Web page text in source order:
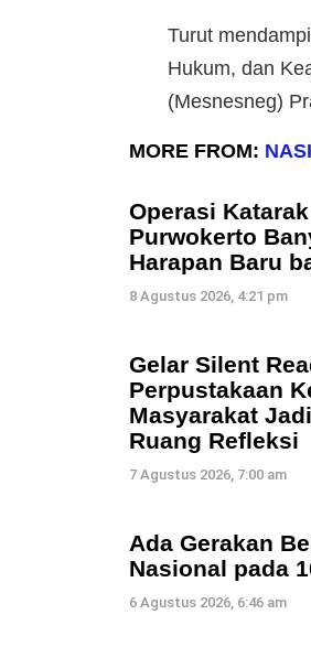
Turut
Hukum, dan
(Mesnesneg)
MORE FROM:
Operasi
Purwokerto
Harapan Baru
8 Agustus 2026, 4:21 pm
Gelar Silent
Perpustakaan
Masyarakat
Ruang Refleksi
7 Agustus 2026, 7:00 am
Ada Gerakan
Nasional pada
6 Agustus 2026, 6:46 am